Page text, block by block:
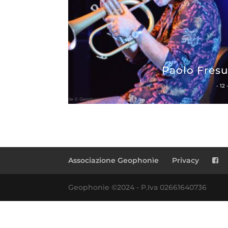
Paolo
- 12
Associazione Geophonìe Privacy
Geophonìe ©2024 - P.Iva 02661640736